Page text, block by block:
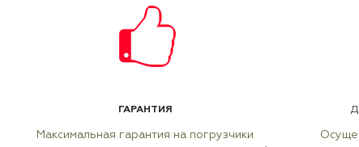
ГАРАНТИЯ
Максимальная гарантия на погрузчики